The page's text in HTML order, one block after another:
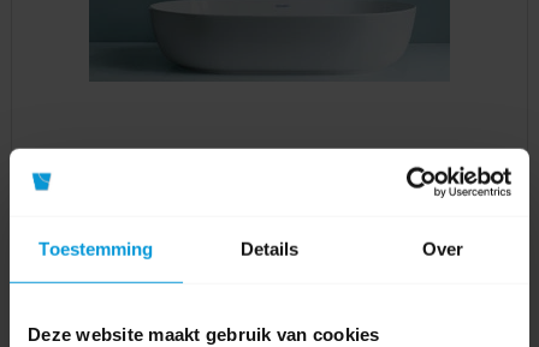
Toestemming Details Over
Deze website maakt gebruik van cookies